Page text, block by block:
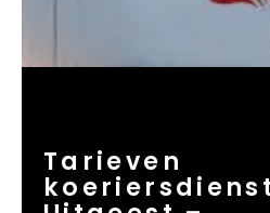
Tarieven
koeriersdienst